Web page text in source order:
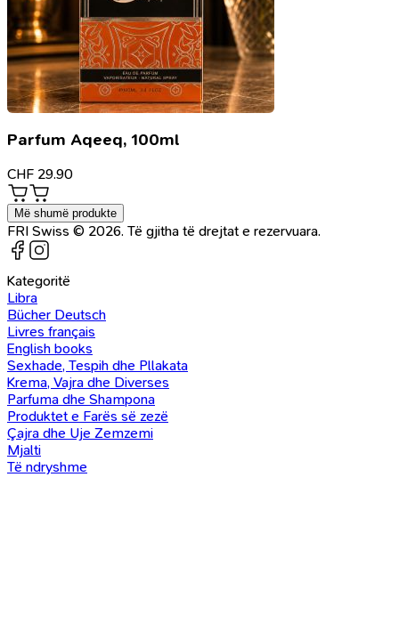
Parfum Aqeeq, 100ml
CHF 29.90
Më shumë produkte
FRI Swiss © 2026. Të gjitha të drejtat e rezervuara.
Kategoritë
Libra
Bücher Deutsch
Livres français
English books
Sexhade, Tespih dhe Pllakata
Krema, Vajra dhe Diverses
Parfuma dhe Shampona
Produktet e Farës së zezë
Çajra dhe Uje Zemzemi
Mjalti
Të ndryshme